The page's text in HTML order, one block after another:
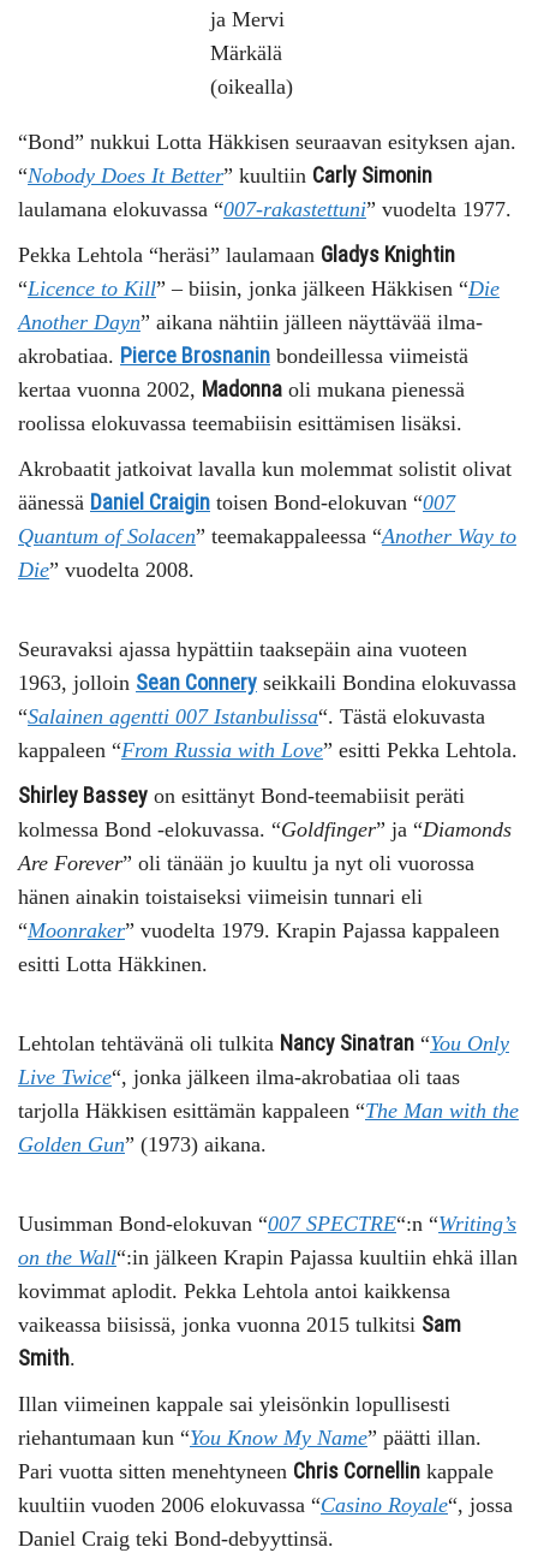
ja Mervi
Märkälä
(oikealla)
“Bond” nukkui Lotta Häkkisen seuraavan esityksen ajan.
“Nobody Does It Better” kuultiin Carly Simonin
laulamana elokuvassa “007-rakastettuni” vuodelta 1977.
Pekka Lehtola “heräsi” laulamaan Gladys Knightin
“Licence to Kill” – biisin, jonka jälkeen Häkkisen “Die
Another Dayn” aikana nähtiin jälleen näyttävää ilma-
akrobatiaa. Pierce Brosnanin bondeillessa viimeistä
kertaa vuonna 2002, Madonna oli mukana pienessä
roolissa elokuvassa teemabiisin esittämisen lisäksi.
Akrobaatit jatkoivat lavalla kun molemmat solistit olivat
äänessä Daniel Craigin toisen Bond-elokuvan “007
Quantum of Solacen” teemakappaleessa “Another Way to
Die” vuodelta 2008.
Seuravaksi ajassa hypättiin taaksepäin aina vuoteen
1963, jolloin Sean Connery seikkaili Bondina elokuvassa
“Salainen agentti 007 Istanbulissa“. Tästä elokuvasta
kappaleen “From Russia with Love” esitti Pekka Lehtola.
Shirley Bassey on esittänyt Bond-teemabiisit peräti
kolmessa Bond -elokuvassa. “Goldfinger” ja “Diamonds
Are Forever” oli tänään jo kuultu ja nyt oli vuorossa
hänen ainakin toistaiseksi viimeisin tunnari eli
“Moonraker” vuodelta 1979. Krapin Pajassa kappaleen
esitti Lotta Häkkinen.
Lehtolan tehtävänä oli tulkita Nancy Sinatran “You Only
Live Twice“, jonka jälkeen ilma-akrobatiaa oli taas
tarjolla Häkkisen esittämän kappaleen “The Man with the
Golden Gun” (1973) aikana.
Uusimman Bond-elokuvan “007 SPECTRE“:n “Writing’s
on the Wall“:in jälkeen Krapin Pajassa kuultiin ehkä illan
kovimmat aplodit. Pekka Lehtola antoi kaikkensa
vaikeassa biisissä, jonka vuonna 2015 tulkitsi Sam
Smith.
Illan viimeinen kappale sai yleisönkin lopullisesti
riehantumaan kun “You Know My Name” päätti illan.
Pari vuotta sitten menehtyneen Chris Cornellin kappale
kuultiin vuoden 2006 elokuvassa “Casino Royale“, jossa
Daniel Craig teki Bond-debyyttinsä.